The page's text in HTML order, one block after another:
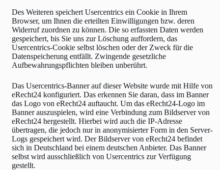
Des Weiteren speichert Usercentrics ein Cookie in Ihrem
Browser, um Ihnen die erteilten Einwilligungen bzw. deren
Widerruf zuordnen zu können. Die so erfassten Daten werden
gespeichert, bis Sie uns zur Löschung auffordern, das
Usercentrics-Cookie selbst löschen oder der Zweck für die
Datenspeicherung entfällt. Zwingende gesetzliche
Aufbewahrungspflichten bleiben unberührt.
Das Usercentrics-Banner auf dieser Website wurde mit Hilfe von
eRecht24 konfiguriert. Das erkennen Sie daran, dass im Banner
das Logo von eRecht24 auftaucht. Um das eRecht24-Logo im
Banner auszuspielen, wird eine Verbindung zum Bildserver von
eRecht24 hergestellt. Hierbei wird auch die IP-Adresse
übertragen, die jedoch nur in anonymisierter Form in den Server-
Logs gespeichert wird. Der Bildserver von eRecht24 befindet
sich in Deutschland bei einem deutschen Anbieter. Das Banner
selbst wird ausschließlich von Usercentrics zur Verfügung
gestellt.